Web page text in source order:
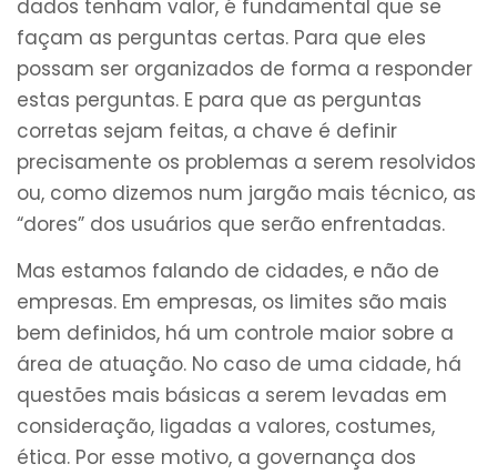
dados tenham valor, é fundamental que se
façam as perguntas certas. Para que eles
possam ser organizados de forma a responder
estas perguntas. E para que as perguntas
corretas sejam feitas, a chave é definir
precisamente os problemas a serem resolvidos
ou, como dizemos num jargão mais técnico, as
“dores” dos usuários que serão enfrentadas.
Mas estamos falando de cidades, e não de
empresas. Em empresas, os limites são mais
bem definidos, há um controle maior sobre a
área de atuação. No caso de uma cidade, há
questões mais básicas a serem levadas em
consideração, ligadas a valores, costumes,
ética. Por esse motivo, a governança dos